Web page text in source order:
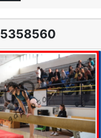
5358560